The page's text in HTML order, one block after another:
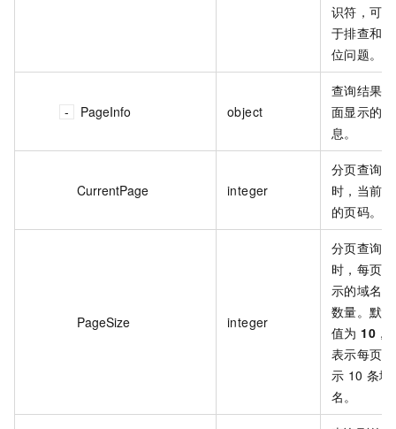
识符，可用
于排查和定
位问题。
PageInfo object
查询结果页
面显示的信
息。
CurrentPage integer
分页查询
时，当前页
的页码。
PageSize integer
分页查询
时，每页显
示的域名的
数量。默认
值为 10 ，
表示每页显
示 10 条域
名。